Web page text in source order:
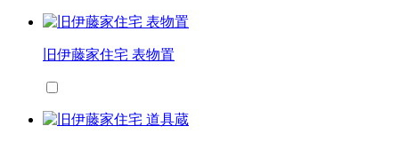
旧伊藤家住宅 表物置